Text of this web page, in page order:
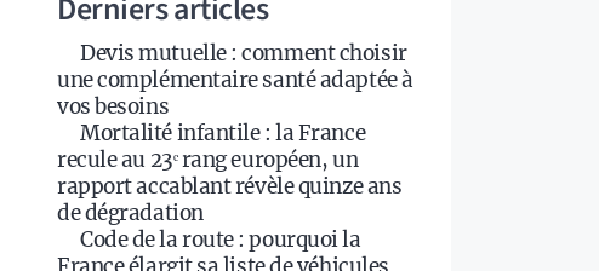
Devis mutuelle : comment choisir
une complémentaire santé adaptée à
vos besoins
Mortalité infantile : la France
recule au 23ᵉ rang européen, un
rapport accablant révèle quinze ans
de dégradation
Code de la route : pourquoi la
France élargit sa liste de véhicules